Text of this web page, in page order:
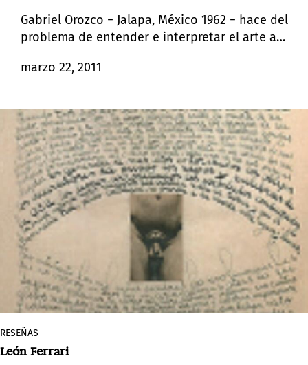
Gabriel Orozco − Jalapa, México 1962 − hace del
problema de entender e interpretar el arte a
marzo 22, 2011
RESEÑAS
León Ferrari